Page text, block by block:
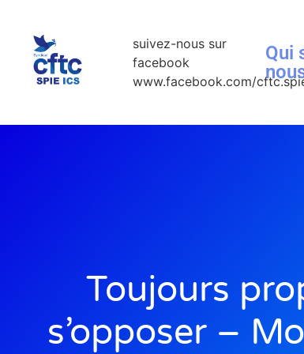
suivez-nous sur
facebook
www.facebook.com/
Qui
Toujours
s’opposer –